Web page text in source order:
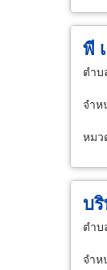
พี
ตำบ
จำห
หมว
บ
ตำบ
จำห